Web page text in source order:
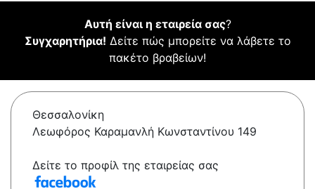
Αυτή είναι η εταιρεία σας?
Συγχαρητήρια! Δείτε πώς μπορείτε να λάβετε το
πακέτο βραβείων!
Θεσσαλονίκη
Λεωφόρος Καραμανλή Κωνσταντίνου 149
Δείτε το προφίλ της εταιρείας σας